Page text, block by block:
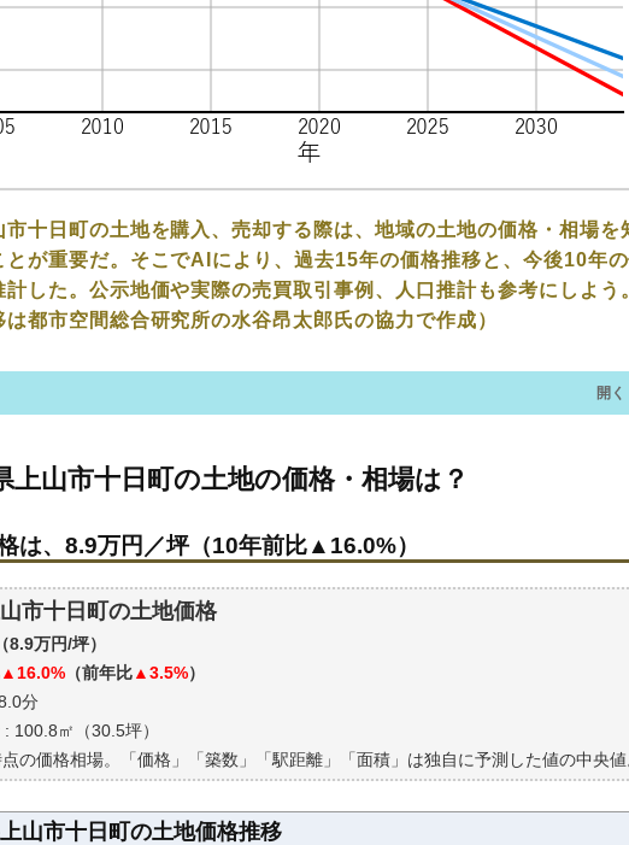
市十日町の土地を購入、売却する際は、地域の土地の価格・相場を
とが重要だ。そこでAIにより、過去15年の価格推移と、今後10年
計した。公示地価や実際の売買取引事例、人口推計も参考にしよう
は都市空間総合研究所の水谷昂太郎氏の協力で作成）
開
の価格は、8.9万円／坪（10年前比▲16.0%）
の徒歩距離で価格はどうなる？
上山市十日町の土地の過去の売買事例
価はいくら
の将来性を人口予想から検討しよう
収でいくらの不動産が買える？
上山市十日町の土地の価格・相場は？
は、8.9万円／坪（10年前比▲16.0%）
市十日町の土地価格
8.9万円/坪）
▲16.0% （前年比▲3.5%）
分
100.8㎡（30.5坪）
の価格相場。「価格」「築数」「駅距離」「面積」は独自に予測した値の中央値
山市十日町の土地価格推移